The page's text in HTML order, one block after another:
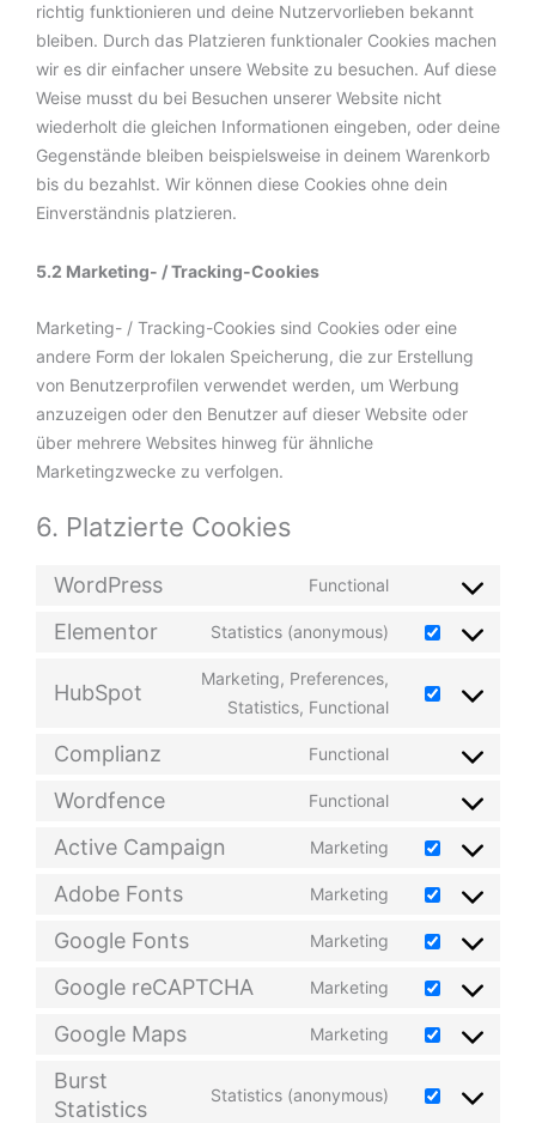
richtig funktionieren und deine Nutzervorlieben bekannt
bleiben. Durch das Platzieren funktionaler Cookies machen
wir es dir einfacher unsere Website zu besuchen. Auf diese
Weise musst du bei Besuchen unserer Website nicht
wiederholt die gleichen Informationen eingeben, oder deine
Gegenstände bleiben beispielsweise in deinem Warenkorb
bis du bezahlst. Wir können diese Cookies ohne dein
Einverständnis platzieren.
5.2 Marketing- / Tracking-Cookies
Marketing- / Tracking-Cookies sind Cookies oder eine
andere Form der lokalen Speicherung, die zur Erstellung
von Benutzerprofilen verwendet werden, um Werbung
anzuzeigen oder den Benutzer auf dieser Website oder
über mehrere Websites hinweg für ähnliche
Marketingzwecke zu verfolgen.
6. Platzierte Cookies
WordPress Functional
Elementor Statistics (anonymous)
HubSpot
Marketing, Preferences,
Statistics, Functional
Complianz Functional
Wordfence Functional
Active Campaign Marketing
Adobe Fonts Marketing
Google Fonts Marketing
Google reCAPTCHA Marketing
Google Maps Marketing
Burst
Statistics
Statistics (anonymous)